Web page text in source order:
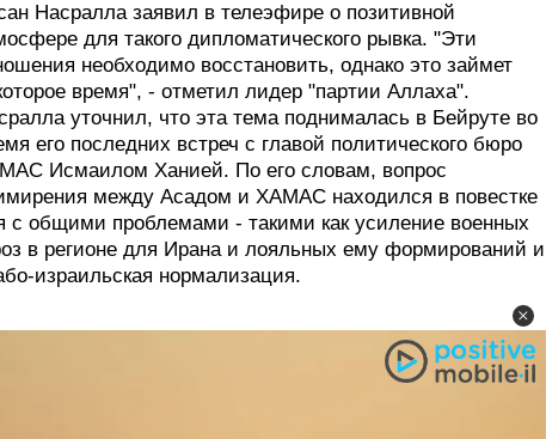
Насралла заявил в телеэфире о позитивной
для такого дипломатического рывка. "Эти
необходимо восстановить, однако это займет
время", - отметил лидер "партии Аллаха".
уточнил, что эта тема поднималась в Бейруте во
его последних встреч с главой политического бюро
Исмаилом Ханией. По его словам, вопрос
между Асадом и ХАМАС находился в повестке
с общими проблемами - такими как усиление военных
в регионе для Ирана и лояльных ему формирований и
израильская нормализация.